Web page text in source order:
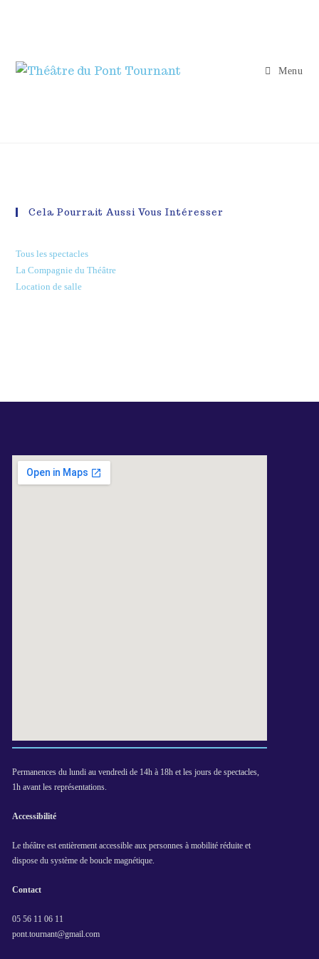
Menu
Cela Pourrait Aussi Vous Intéresser
Tous les spectacles
La Compagnie du Théâtre
Location de salle
Permanences du lundi au vendredi de 14h à 18h et les jours de spectacles,
1h avant les représentations.
Accessibilité
Le théâtre est entièrement accessible aux personnes à mobilité réduite et
dispose du système de boucle magnétique.
Contact
05 56 11 06 11
pont.tournant@gmail.com